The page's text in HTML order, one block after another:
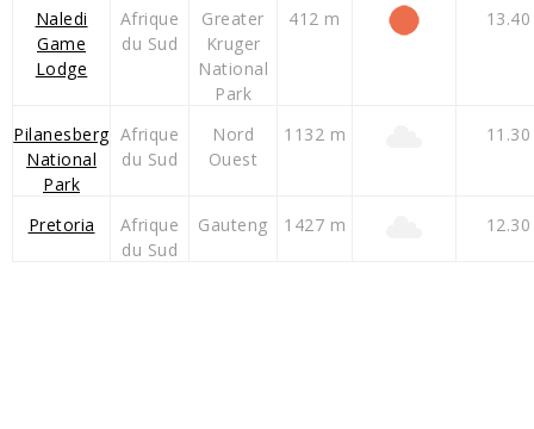
Naledi
Game
Lodge
Afrique
du Sud
Greater
Kruger
National
Park
412 m 13.40
Pilanesberg
National
Park
Afrique
du Sud
Nord
Ouest
1132 m 11.30
Pretoria
Afrique
du Sud
Gauteng 1427 m 12.30